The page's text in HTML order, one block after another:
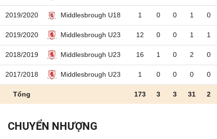
2019/2020 Middlesbrough U18 1 0 0 1 0
2019/2020 Middlesbrough U23 12 0 0 1 1
2018/2019 Middlesbrough U23 16 1 0 2 0
2017/2018 Middlesbrough U23 1 0 0 0 0
Tổng 173 3 3 31 2
CHUYỂN NHƯỢNG